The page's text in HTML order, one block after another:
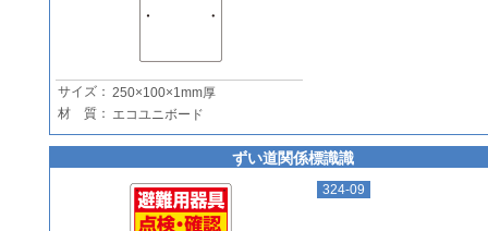
サイズ： 250×100×1mm厚
材 質： エコユニボード
ずい道関係標識識
324-09